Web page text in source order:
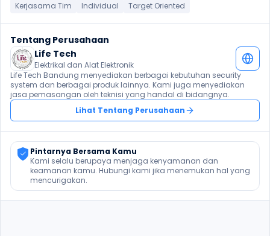
Kerjasama Tim Individual Target Oriented
Tentang Perusahaan
Life Tech
Elektrikal dan Alat Elektronik
Life Tech Bandung menyediakan berbagai kebutuhan security
system dan berbagai produk lainnya. Kami juga menyediakan
jasa pemasangan oleh teknisi yang handal di bidangnya.
Lihat Tentang Perusahaan
Pintarnya Bersama Kamu
Kami selalu berupaya menjaga kenyamanan dan
keamanan kamu. Hubungi kami jika menemukan hal yang
mencurigakan.